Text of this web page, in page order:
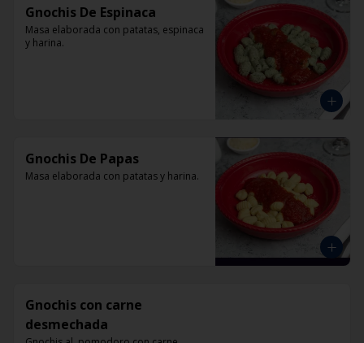
Gnochis De Espinaca
Masa elaborada con patatas, espinaca
y harina.
Gnochis De Papas
Masa elaborada con patatas y harina.
Gnochis con carne
desmechada